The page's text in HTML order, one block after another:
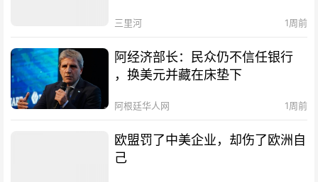
三里河 1周前
阿经济部长：民众仍不信任银行
，换美元并藏在床垫下
阿根廷华人网 1周前
欧盟罚了中美企业，却伤了欧洲自
己